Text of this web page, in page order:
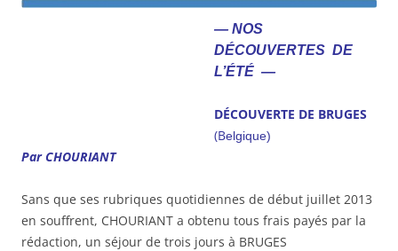
— NOS
DÉCOUVERTES DE
L’ÉTÉ —
DÉCOUVERTE DE BRUGES
(Belgique)
Par CHOURIANT
Sans que ses rubriques quotidiennes de début juillet 2013
en souffrent, CHOURIANT a obtenu tous frais payés par la
rédaction, un séjour de trois jours à BRUGES